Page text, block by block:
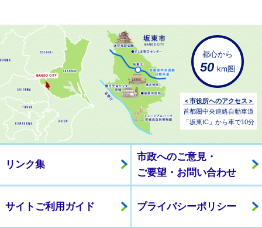
都心から
50 km圏
＜市役所へのアクセス＞
首都圏中央連絡自動車道
「坂東IC」から車で10分
リンク集
市政へのご意見・
ご要望・お問い合わせ
サイトご利用ガイド プライバシーポリシー